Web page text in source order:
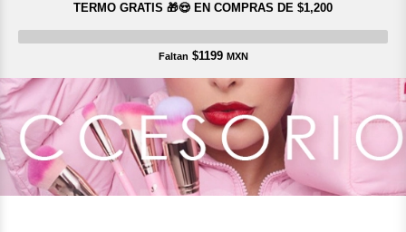
TERMO GRATIS 🎁😍 EN COMPRAS DE $1,200
Faltan $1199 MXN